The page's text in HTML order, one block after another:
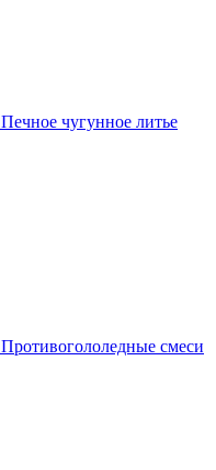
Печное чугунное литье
Противогололедные смеси